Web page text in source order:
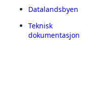
Datalandsbyen
Teknisk
dokumentasjon